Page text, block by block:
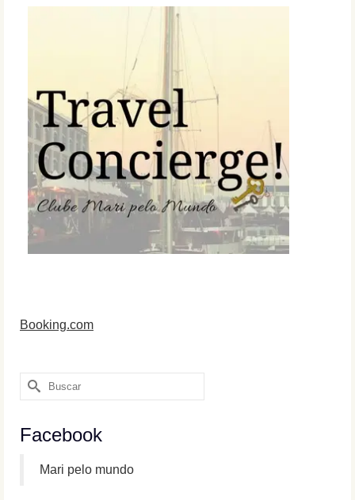
Booking.com
Buscar
por:
Facebook
Mari pelo mundo